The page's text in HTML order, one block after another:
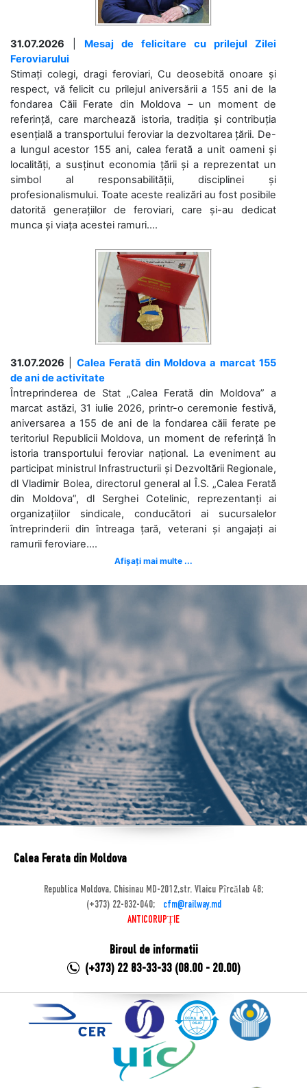
31.07.2026
Mesaj de felicitare cu prilejul Zilei
Feroviarului
Stimați colegi, dragi feroviari, Cu deosebită onoare și
respect, vă felicit cu prilejul aniversării a 155 ani de la
fondarea Căii Ferate din Moldova – un moment de
referință, care marchează istoria, tradiția și contribuția
esențială a transportului feroviar la dezvoltarea țării. De-
a lungul acestor 155 ani, calea ferată a unit oameni și
localități, a susținut economia țării și a reprezentat un
simbol al responsabilității, disciplinei și
profesionalismului. Toate aceste realizări au fost posibile
datorită generațiilor de feroviari, care și-au dedicat
munca și viața acestei ramuri....
31.07.2026
Calea Ferată din Moldova a marcat 155
de ani de activitate
Întreprinderea de Stat „Calea Ferată din Moldova” a
marcat astăzi, 31 iulie 2026, printr-o ceremonie festivă,
aniversarea a 155 de ani de la fondarea căii ferate pe
teritoriul Republicii Moldova, un moment de referință în
istoria transportului feroviar național. La eveniment au
participat ministrul Infrastructurii și Dezvoltării Regionale,
dl Vladimir Bolea, directorul general al Î.S. „Calea Ferată
din Moldova”, dl Serghei Cotelinic, reprezentanți ai
organizațiilor sindicale, conducători ai sucursalelor
întreprinderii din întreaga țară, veterani și angajați ai
ramurii feroviare....
Afișați mai multe ...
Calea Ferata din Moldova
Republica Moldova, Chisinau MD-2012,str. Vlaicu Pîrcălab 48;
(+373) 22-832-040;
cfm@railway.md
ANTICORUPȚIE
Biroul de informatii
(+373) 22 83-33-33 (08.00 - 20.00)